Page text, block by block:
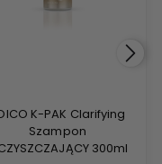
K-PAK Clarifying
Szampon
300ml